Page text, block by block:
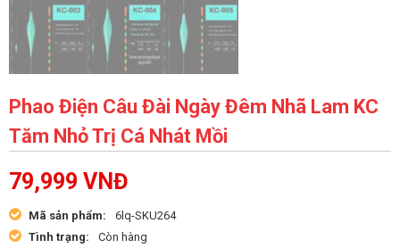
Phao Điện Câu Đài Ngày Đêm Nhã Lam KC
Tăm Nhỏ Trị Cá Nhát Mồi
79,999 VNĐ
Mã sản phẩm:
6lq-SKU264
Tình trạng:
Còn hàng